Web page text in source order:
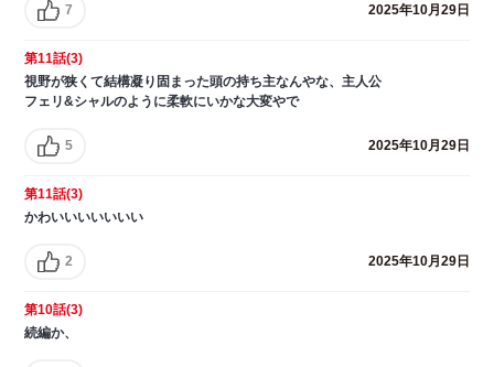
7 2025年10月29日
第11話(3)
視野が狭くて結構凝り固まった頭の持ち主なんやな、主人公
フェリ&シャルのように柔軟にいかな大変やで
5 2025年10月29日
第11話(3)
かわいいいいいいい
2 2025年10月29日
第10話(3)
続編か、